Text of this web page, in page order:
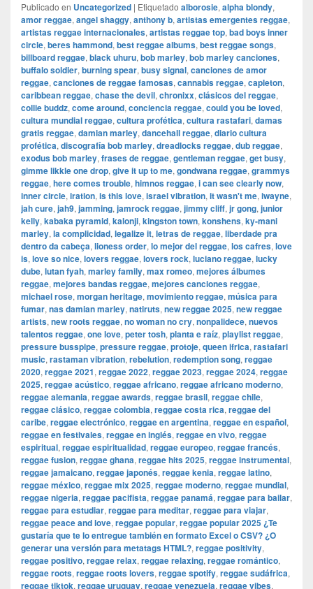
Publicado en Uncategorized | Etiquetado alborosie, alpha blondy,
amor reggae, angel shaggy, anthony b, artistas emergentes reggae,
artistas reggae internacionales, artistas reggae top, bad boys inner
circle, beres hammond, best reggae albums, best reggae songs,
billboard reggae, black uhuru, bob marley, bob marley canciones,
buffalo soldier, burning spear, busy signal, canciones de amor
reggae, canciones de reggae famosas, cannabis reggae, capleton,
caribbean reggae, chase the devil, chronixx, clásicos del reggae,
collie buddz, come around, conciencia reggae, could you be loved,
cultura mundial reggae, cultura profética, cultura rastafari, damas
gratis reggae, damian marley, dancehall reggae, diario cultura
profética, discografía bob marley, dreadlocks reggae, dub reggae,
exodus bob marley, frases de reggae, gentleman reggae, get busy,
gimme likkle one drop, give it up to me, gondwana reggae, grammys
reggae, here comes trouble, himnos reggae, i can see clearly now,
inner circle, iration, is this love, israel vibration, it wasn't me, iwayne,
jah cure, jah9, jamming, jamrock reggae, jimmy cliff, jr gong, junior
kelly, kabaka pyramid, kalonji, kingston town, konshens, ky-mani
marley, la complicidad, legalize it, letras de reggae, liberdade pra
dentro da cabeça, lioness order, lo mejor del reggae, los cafres, love
is, love so nice, lovers reggae, lovers rock, luciano reggae, lucky
dube, lutan fyah, marley family, max romeo, mejores álbumes
reggae, mejores bandas reggae, mejores canciones reggae,
michael rose, morgan heritage, movimiento reggae, música para
fumar, nas damian marley, natiruts, new reggae 2025, new reggae
artists, new roots reggae, no woman no cry, nonpalidece, nuevos
talentos reggae, one love, peter tosh, planta e raíz, playlist reggae,
pressure busspipe, pressure reggae, protoje, queen ifrica, rastafari
music, rastaman vibration, rebelution, redemption song, reggae
2020, reggae 2021, reggae 2022, reggae 2023, reggae 2024, reggae
2025, reggae acústico, reggae africano, reggae africano moderno,
reggae alemania, reggae awards, reggae brasil, reggae chile,
reggae clásico, reggae colombia, reggae costa rica, reggae del
caribe, reggae electrónico, reggae en argentina, reggae en español,
reggae en festivales, reggae en inglés, reggae en vivo, reggae
espiritual, reggae espiritualidad, reggae europeo, reggae francés,
reggae fusion, reggae ghana, reggae hits 2025, reggae instrumental,
reggae jamaicano, reggae japonés, reggae kenia, reggae latino,
reggae méxico, reggae mix 2025, reggae moderno, reggae mundial,
reggae nigeria, reggae pacifista, reggae panamá, reggae para bailar,
reggae para estudiar, reggae para meditar, reggae para viajar,
reggae peace and love, reggae popular, reggae popular 2025 ¿Te
gustaría que te lo entregue también en formato Excel o CSV? ¿O
generar una versión para metatags HTML?, reggae positivity,
reggae positivo, reggae relax, reggae relaxing, reggae romántico,
reggae roots, reggae roots lovers, reggae spotify, reggae sudáfrica,
reggae tiktok, reggae uruguay, reggae venezuela, reggae vibes,